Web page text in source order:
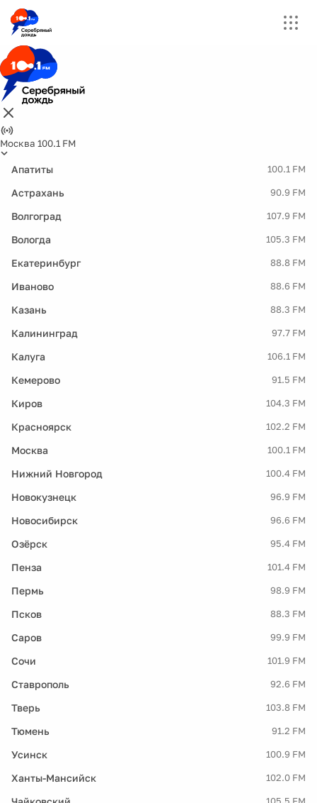
Москва 100.1 FM
Апатиты 100.1 FM
Астрахань 90.9 FM
Волгоград 107.9 FM
Вологда 105.3 FM
Екатеринбург 88.8 FM
Иваново 88.6 FM
Казань 88.3 FM
Калининград 97.7 FM
Калуга 106.1 FM
Кемерово 91.5 FM
Киров 104.3 FM
Красноярск 102.2 FM
Москва 100.1 FM
Нижний Новгород 100.4 FM
Новокузнецк 96.9 FM
Новосибирск 96.6 FM
Озёрск 95.4 FM
Пенза 101.4 FM
Пермь 98.9 FM
Псков 88.3 FM
Саров 99.9 FM
Сочи 101.9 FM
Ставрополь 92.6 FM
Тверь 103.8 FM
Тюмень 91.2 FM
Усинск 100.9 FM
Ханты-Мансийск 102.0 FM